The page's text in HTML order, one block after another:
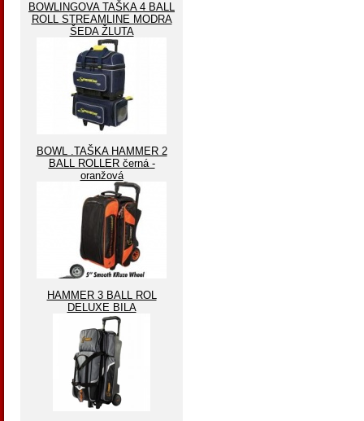
BOWLINGOVA TAŠKA 4 BALL
ROLL STREAMLINE MODRA
ŠEDA ŽLUTA
BOWL .TAŠKA HAMMER 2
BALL ROLLER černá -
oranžová
HAMMER 3 BALL ROL
DELUXE BILA